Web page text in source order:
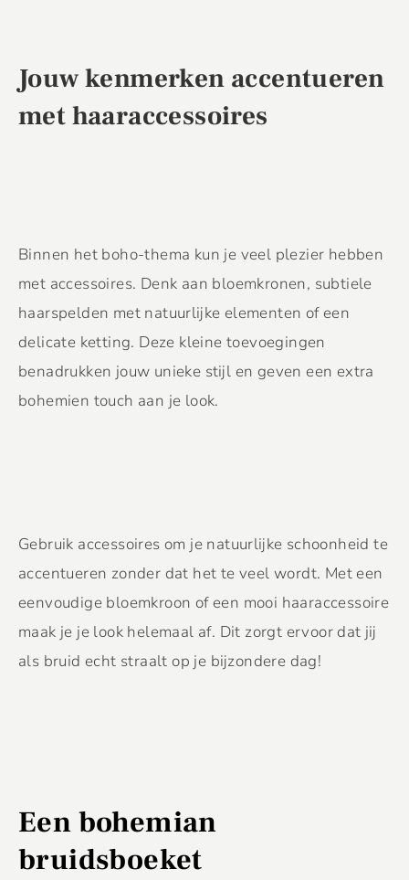
Jouw kenmerken accentueren
met haaraccessoires
Binnen het boho-thema kun je veel plezier hebben
met accessoires. Denk aan bloemkronen, subtiele
haarspelden met natuurlijke elementen of een
delicate ketting. Deze kleine toevoegingen
benadrukken jouw unieke stijl en geven een extra
bohemien touch aan je look.
Gebruik accessoires om je natuurlijke schoonheid te
accentueren zonder dat het te veel wordt. Met een
eenvoudige bloemkroon of een mooi haaraccessoire
maak je je look helemaal af. Dit zorgt ervoor dat jij
als bruid echt straalt op je bijzondere dag!
Een bohemian
bruidsboeket